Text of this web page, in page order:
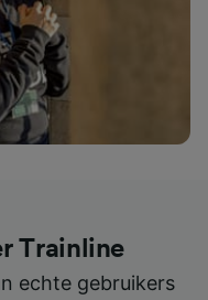
Trainline
echte gebruikers